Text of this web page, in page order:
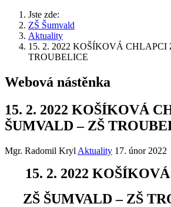
Jste zde:
ZŠ Šumvald
Aktuality
15. 2. 2022 KOŠÍKOVÁ CHLAPCI
TROUBELICE
Webová nástěnka
15. 2. 2022 KOŠÍKOVÁ
ŠUMVALD – ZŠ
Mgr. Radomil Kryl Aktuality 17. únor 2022
15. 2. 2022
ZŠ ŠUMVALD – ZŠ